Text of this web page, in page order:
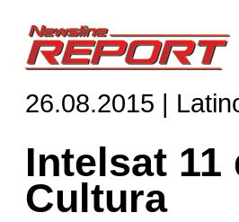
26.08.2015 |
Intelsat
Cultura